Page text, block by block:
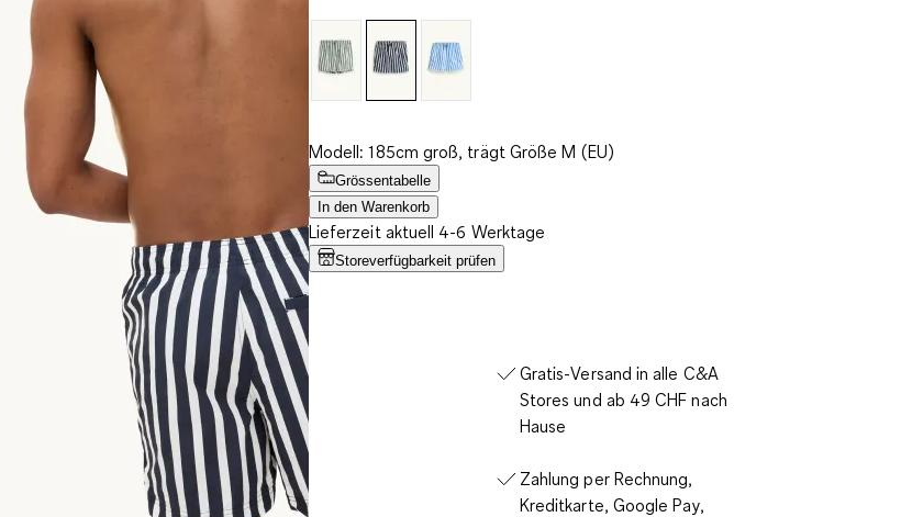
Link
zur
gleichen
Seite.
Modell: 185cm groß, trägt Größe M (EU)
Grössentabelle
In den Warenkorb
Lieferzeit aktuell 4-6 Werktage
Storeverfügbarkeit prüfen
Gratis-Versand in alle C&A
Stores und ab 49 CHF nach
Hause
Zahlung per Rechnung,
Kreditkarte, Google Pay,